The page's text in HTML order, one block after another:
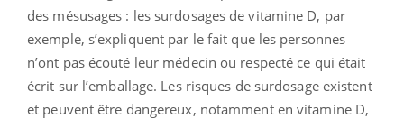
des mésusages : les surdosages de vitamine D, par
exemple, s’expliquent par le fait que les personnes
n’ont pas écouté leur médecin ou respecté ce qui était
écrit sur l’emballage. Les risques de surdosage existent
et peuvent être dangereux, notamment en vitamine D,